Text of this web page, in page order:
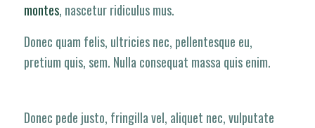
montes, nascetur ridiculus mus.
Donec quam felis, ultricies nec, pellentesque eu,
pretium quis, sem. Nulla consequat massa quis enim.
Donec pede justo, fringilla vel, aliquet nec, vulputate